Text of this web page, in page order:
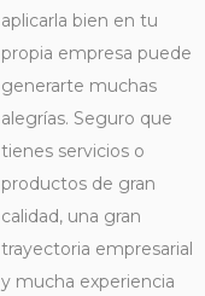
aplicarla bien en tu
propia empresa puede
generarte muchas
alegrías. Seguro que
tienes servicios o
productos de gran
calidad, una gran
trayectoria empresarial
y mucha experiencia